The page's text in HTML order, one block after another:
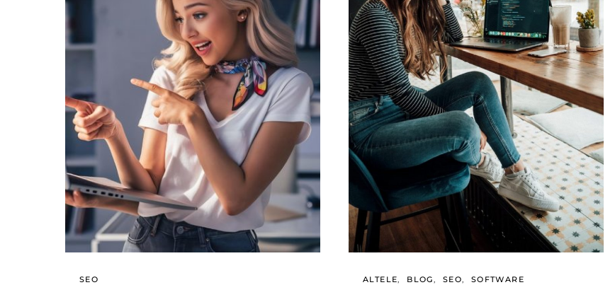
SEO ALTELE BLOG SEO SOFTWARE